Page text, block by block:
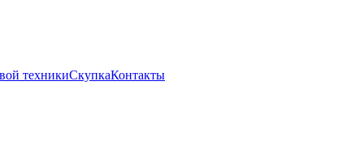
техникиСкупкаКонтакты